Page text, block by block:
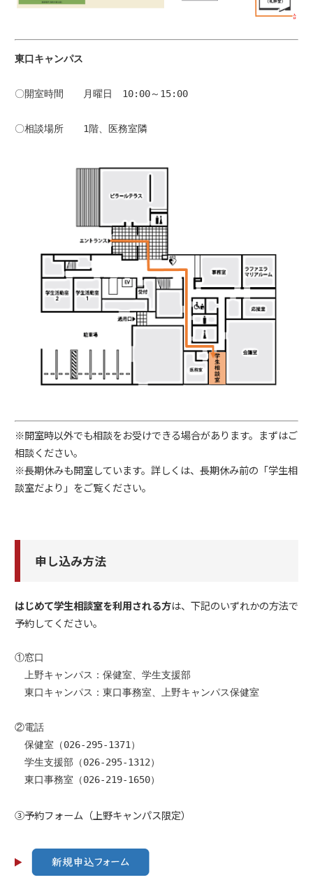
東口キ
〇開室時間　　月曜日　10:00～15:00
〇相談場所　　1階、医務室隣
※開室時以外でも相談をお受けできる場合があります。まずはご
相談ください。
※長期休みも開室しています。詳しくは、長期休み前の「学生相
談室だより」をご覧ください。
申し込み方法
はじめて学生相談室を利用される方は、下記のいずれかの方法で
予約してください。
①窓口
上野キャンパス：保健室、学生支援部
東口キャンパス：東口事務室、上野キャンパス保健室
②電話
保健室（026-295-1371）
学生支援部（026-295-1312）
東口事務室（026-219-1650）
③予約フォーム（上野キャンパス限定）